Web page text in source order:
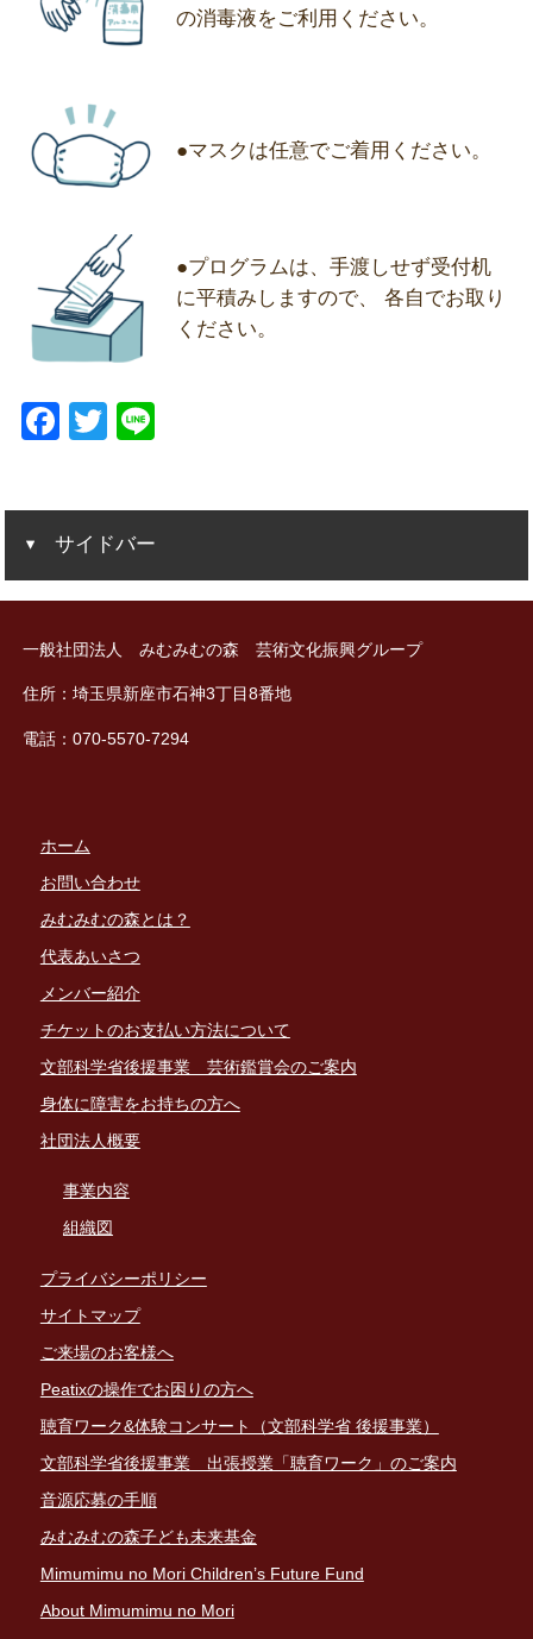
の消毒液をご利用ください。
●マスクは任意でご着用ください。
●プログラムは、手渡しせず受付机
に平積みしますので、 各自でお取り
ください。
F
e
b
o
o
k
T
er
サイドバー
一般社団法人 みむみむの森 芸術文化振興グループ
住所：埼玉県新座市石神3丁目8番地
電話：070-5570-7294
ホーム
お問い合わせ
みむみむの森とは？
代表あいさつ
メンバー紹介
チケットのお支払い方法について
文部科学省後援事業 芸術鑑賞会のご案内
身体に障害をお持ちの方へ
社団法人概要
事業内容
組織図
プライバシーポリシー
サイトマップ
ご来場のお客様へ
Peatixの操作でお困りの方へ
聴育ワーク&体験コンサート（文部科学省 後援事業）
文部科学省後援事業 出張授業「聴育ワーク」のご案内
音源応募の手順
みむみむの森子ども未来基金
Mimumimu no Mori Children’s Future Fund
About Mimumimu no Mori